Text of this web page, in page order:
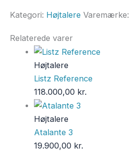
Kategori: Højtalere Varemærke:
Relaterede varer
Højtalere
Listz Reference
118.000,00 kr.
Højtalere
Atalante 3
19.900,00 kr.